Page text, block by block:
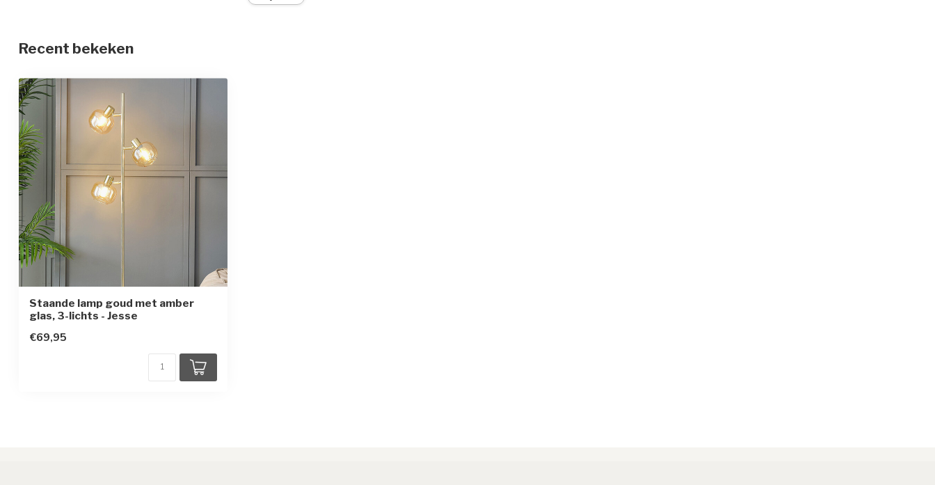
Materiaal
Afmetingen
Beschermingsgraad
Beschermingsklasse
Sensor
Recent bekeken
Staande lamp goud met amber
glas, 3-lichts - Jesse
€69,95